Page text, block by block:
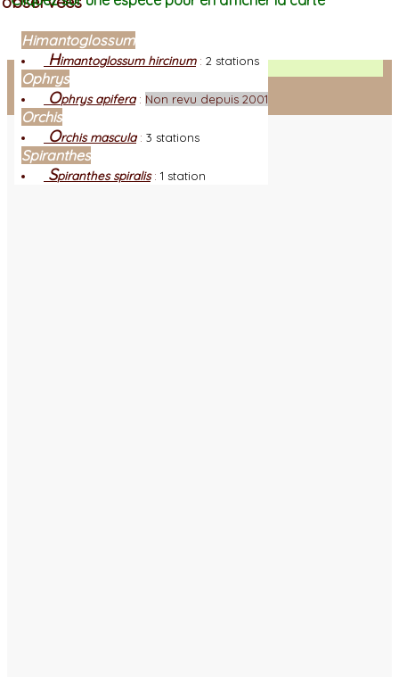
Facebook
Connexion adhérent
Himantoglossum
Himantoglossum hircinum: 2 stations
Ophrys
Ophrys apifera: Non revu depuis 2001
Orchis
Orchis mascula: 3 stations
Spiranthes
Spiranthes spiralis: 1 station